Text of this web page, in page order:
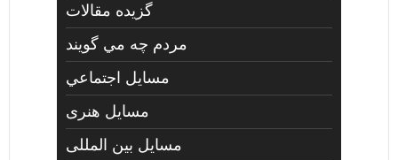
گزیده مقالات
مردم چه مي گويند
مسايل اجتماعي
مسايل هنری
مسایل بین المللی